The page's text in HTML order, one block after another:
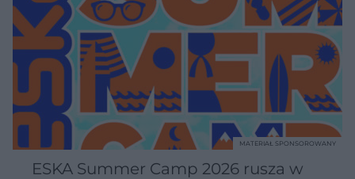
ESKA Summer Camp 2026 rusza w
MATERIAŁ SPONSOROWANY